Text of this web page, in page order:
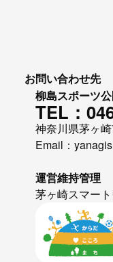
お問い合わせ先
柳島スポーツ
TEL：
神奈川県茅ヶ
Email：
運営維持管理
茅ヶ崎スマー